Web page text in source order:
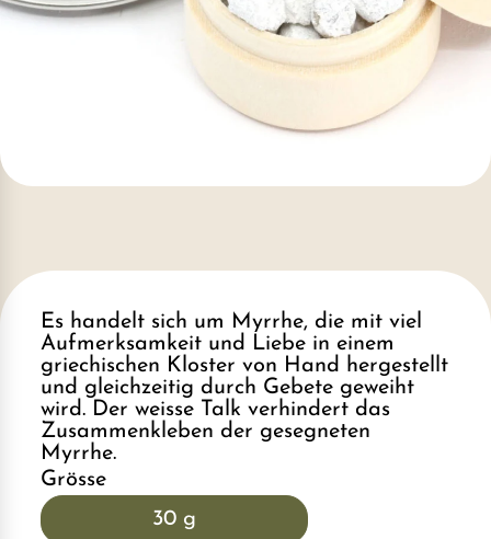
Es handelt sich um Myrrhe, die mit viel
Aufmerksamkeit und Liebe in einem
griechischen Kloster von Hand hergestellt
und gleichzeitig durch Gebete geweiht
wird. Der weisse Talk verhindert das
Zusammenkleben der gesegneten
Myrrhe.
Grösse
30 g